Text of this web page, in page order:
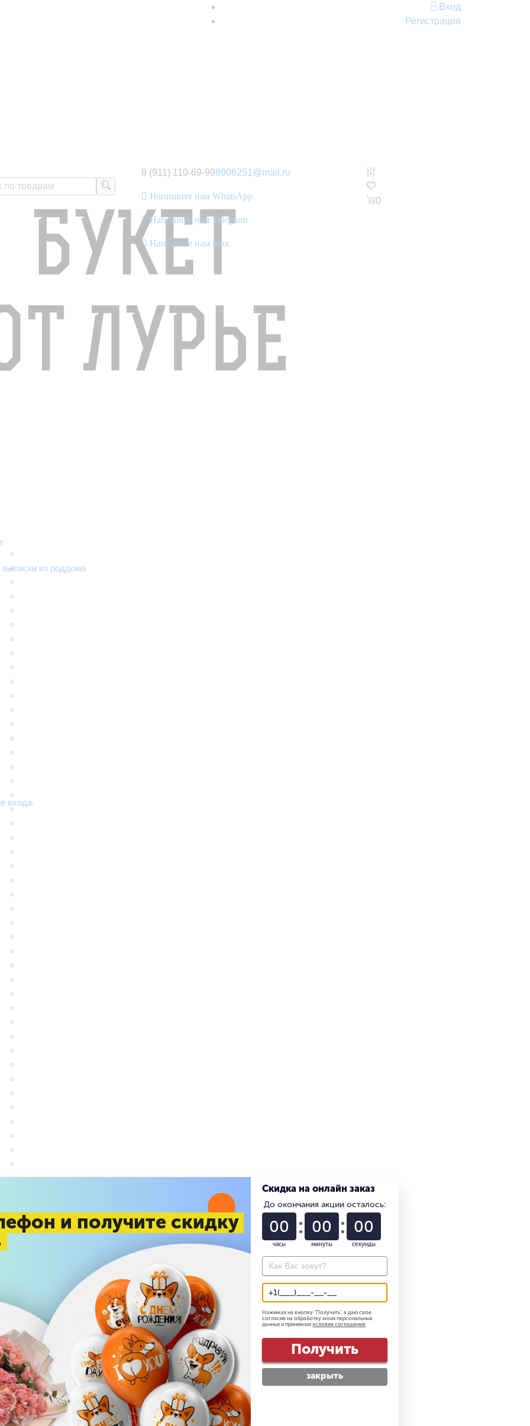
Вход
Регистрация
8 (911) 110-69-998906251@mail.ru
Напишите нам WhatsApp
Напишите нам Telegram
Напишите нам Max
0
из роддома
входа.
1
15 июня 2020 12:54
Оформление мероприятий 2018 Корпоратив в стиле "Агент 007". 13.12.2018.
и получите скидку
Скидка на онлайн заказ
До окончания акции осталось:
01
часы
22
минуты
58
секунды
Нажимая на кнопку "Получить", я даю свое
согласие на обработку моих персональных
данных и принимаю условия соглашения
Получить
закрыть